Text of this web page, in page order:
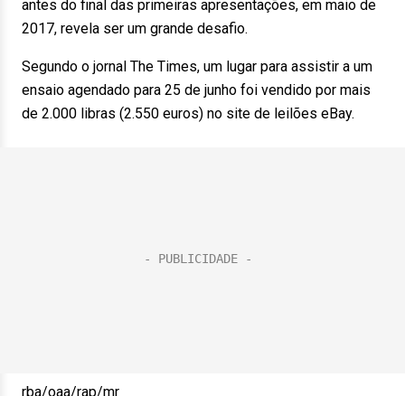
antes do final das primeiras apresentações, em maio de
2017, revela ser um grande desafio.
Segundo o jornal The Times, um lugar para assistir a um
ensaio agendado para 25 de junho foi vendido por mais
de 2.000 libras (2.550 euros) no site de leilões eBay.
rba/oaa/rap/mr